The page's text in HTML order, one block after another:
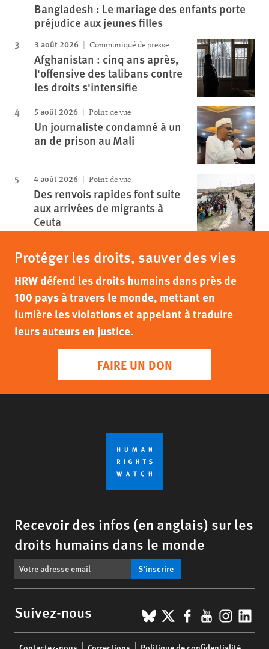
Bangladesh : Le mariage des enfants porte
préjudice aux jeunes filles
3 août 2026 Communiqué de presse
Afghanistan : cinq ans après,
l'offensive des talibans contre
les droits s'intensifie
5 août 2026 Point de vue
Un journaliste condamné à un
an de prison au Mali
4 août 2026 Point de vue
Des renvois rapides font suite
aux arrivées de migrants à
Ceuta
Protéger les droits, sauver des vies
HRW défend les droits humains dans près de
100 pays à travers le monde, mettant en
lumière les violations et appelant à traduire
leurs auteurs en justice.
FAIRE UN DON
Recevoir des infos (en anglais) sur les
droits humains dans le monde
S’inscrire
Suivez-nous BlueSky
X Facebook
YouTube